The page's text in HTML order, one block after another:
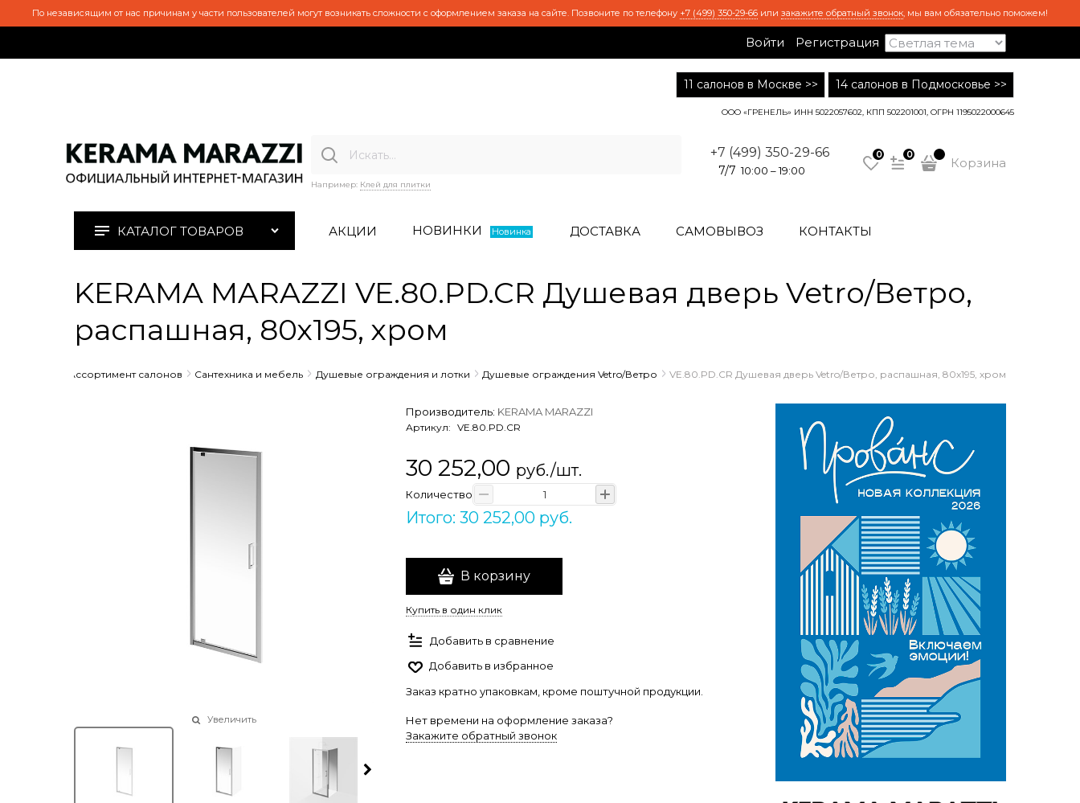
По независящим от нас причинам у части пользователей могут возникать сложности с оформлением заказа на сайте. Позвоните по телефону +7 (499) 350-29-66 или закажите обратный звонок, мы вам обязательно поможем!
Войти Регистрация
11 салонов в Москве >> 14 салонов в Подмосковье >>
ООО «ГРЕНЕЛЬ» ИНН 5022057602, КПП 502201001, ОГРН 1195022000645
Например: Клей для плитки
+7 (499) 350-29-66
7/7 10:00 – 19:00
0 0
Корзина
КАТАЛОГ ТОВАРОВ АКЦИИ НОВИНКИ Новинка ДОСТАВКА САМОВЫВОЗ КОНТАКТЫ
KERAMA MARAZZI VE.80.PD.CR Душевая дверь Vetro/Ветро,
распашная, 80х195, хром
Ассортимент салонов Сантехника и мебель Душевые ограждения и лотки Душевые ограждения Vetro/Ветро VE.80.PD.CR Душевая дверь Vetro/Ветро, распашная, 80х195, хром
Увеличить
Производитель: KERAMA MARAZZI
Артикул: VE.80.PD.CR
30 252,00 руб./шт.
Количество
Итого: 30 252,00 руб.
В корзину
Купить в один клик
Добавить в сравнение
Добавить в избранное
Заказ кратно упаковкам, кроме поштучной продукции.
Нет времени на оформление заказа?
Закажите обратный звонок